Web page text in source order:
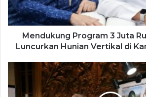
Mendukung Program 3 Juta
Luncurkan Hunian Vertikal di